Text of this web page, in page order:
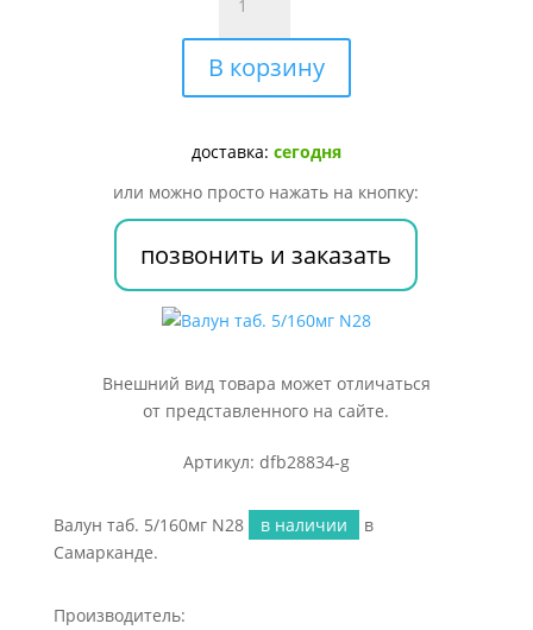
товара
Валун
таб.
5/160мг
В корзину
доставка: сегодня
или можно просто нажать на кнопку:
позвонить и заказать
Внешний вид товара может отличаться
от представленного на сайте.
Артикул: dfb28834-g
Валун таб. 5/160мг N28 в наличии
в
Самарканде.
Производитель: